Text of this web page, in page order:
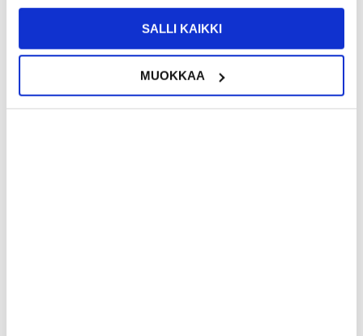
SALLI KAIKKI
MUOKKAA
Arvostelut